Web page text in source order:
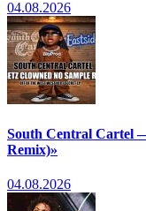
04.08.2026
South Central Cartel
Remix)»
04.08.2026